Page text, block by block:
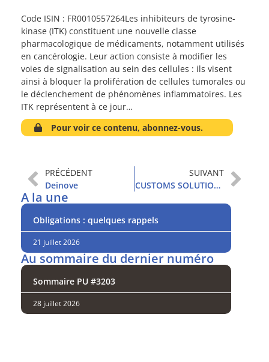
Code ISIN : FR0010557264Les inhibiteurs de tyrosine-
kinase (ITK) constituent une nouvelle classe
pharmacologique de médicaments, notamment utilisés
en cancérologie. Leur action consiste à modifier les
voies de signalisation au sein des cellules : ils visent
ainsi à bloquer la prolifération de cellules tumorales ou
le déclenchement de phénomènes inflammatoires. Les
ITK représentent à ce jour…
Pour voir ce contenu, abonnez-vous.
PRÉCÉDENT
Deinove
SUIVANT
CUSTOMS SOLUTIONS
A la une
Obligations : quelques rappels
21 juillet 2026
Au sommaire du dernier numéro
Sommaire PU #3203
28 juillet 2026